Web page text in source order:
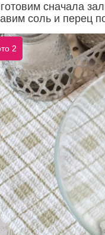
сначала
соль и перец
2